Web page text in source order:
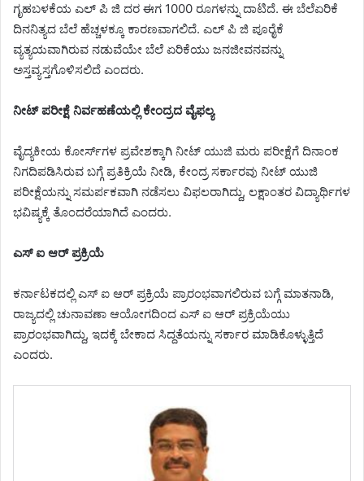
ಗೃಹಬಳಕೆಯ ಎಲ್ ಪಿ ಜಿ ದರ ಈಗ 1000 ರೂಗಳನ್ನು ದಾಟಿದೆ. ಈ ಬೆಲೆಏರಿಕೆ
ದಿನನಿತ್ಯದ ಬೆಲೆ ಹೆಚ್ಚಳಕ್ಕೂ ಕಾರಣವಾಗಲಿದೆ. ಎಲ್ ಪಿ ಜಿ ಪೂರೈಕೆ
ವ್ಯತ್ಯಯವಾಗಿರುವ ನಡುವೆಯೇ ಬೆಲೆ ಏರಿಕೆಯು ಜನಜೀವನವನ್ನು
ಅಸ್ತವ್ಯಸ್ತಗೊಳಿಸಲಿದೆ ಎಂದರು.
ನೀಟ್ ಪರೀಕ್ಷೆ ನಿರ್ವಹಣೆಯಲ್ಲಿ ಕೇಂದ್ರದ ವೈಫಲ್ಯ
ವೈದ್ಯಕೀಯ ಕೋರ್ಸ್‌ಗಳ ಪ್ರವೇಶಕ್ಕಾಗಿ ನೀಟ್ ಯುಜಿ ಮರು ಪರೀಕ್ಷೆಗೆ ದಿನಾಂಕ
ನಿಗದಿಪಡಿಸಿರುವ ಬಗ್ಗೆ ಪ್ರತಿಕ್ರಿಯೆ ನೀಡಿ, ಕೇಂದ್ರ ಸರ್ಕಾರವು ನೀಟ್ ಯುಜಿ
ಪರೀಕ್ಷೆಯನ್ನು ಸಮರ್ಪಕವಾಗಿ ನಡೆಸಲು ವಿಫಲರಾಗಿದ್ದು, ಲಕ್ಷಾಂತರ ವಿದ್ಯಾರ್ಥಿಗಳ
ಭವಿಷ್ಯಕ್ಕೆ ತೊಂದರೆಯಾಗಿದೆ ಎಂದರು.
ಎಸ್ ಐ ಆರ್ ಪ್ರಕ್ರಿಯೆ
ಕರ್ನಾಟಕದಲ್ಲಿ ಎಸ್ ಐ ಆರ್ ಪ್ರಕ್ರಿಯೆ ಪ್ರಾರಂಭವಾಗಲಿರುವ ಬಗ್ಗೆ ಮಾತನಾಡಿ,
ರಾಜ್ಯದಲ್ಲಿ ಚುನಾವಣಾ ಆಯೋಗದಿಂದ ಎಸ್ ಐ ಆರ್ ಪ್ರಕ್ರಿಯೆಯು
ಪ್ರಾರಂಭವಾಗಿದ್ದು, ಇದಕ್ಕೆ ಬೇಕಾದ ಸಿದ್ದತೆಯನ್ನು ಸರ್ಕಾರ ಮಾಡಿಕೊಳ್ಳುತ್ತಿದೆ
ಎಂದರು.